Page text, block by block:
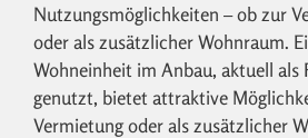
Nutzungsmöglichkeiten – ob zur
oder als zusätzlicher Wohnraum.
Wohneinheit im Anbau, aktuell als
genutzt, bietet attraktive
Vermietung oder als zusätzlicher